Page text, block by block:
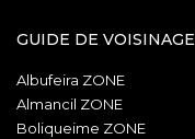
GUIDE DE VOISINAGE
Albufeira ZONE
Almancil ZONE
Boliqueime ZONE